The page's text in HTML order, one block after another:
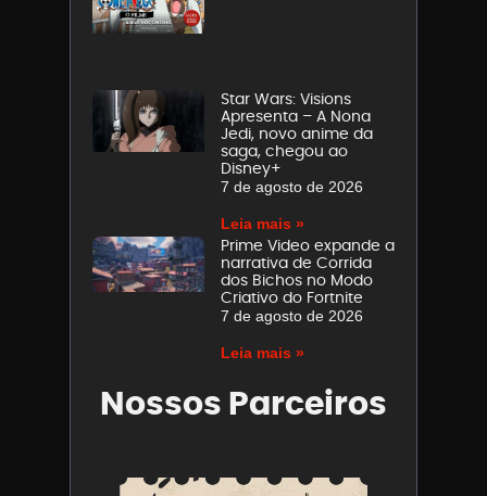
Star Wars: Visions
Apresenta – A Nona
Jedi, novo anime da
saga, chegou ao
Disney+
7 de agosto de 2026
Leia mais »
Prime Video expande a
narrativa de Corrida
dos Bichos no Modo
Criativo do Fortnite
7 de agosto de 2026
Leia mais »
Nossos Parceiros